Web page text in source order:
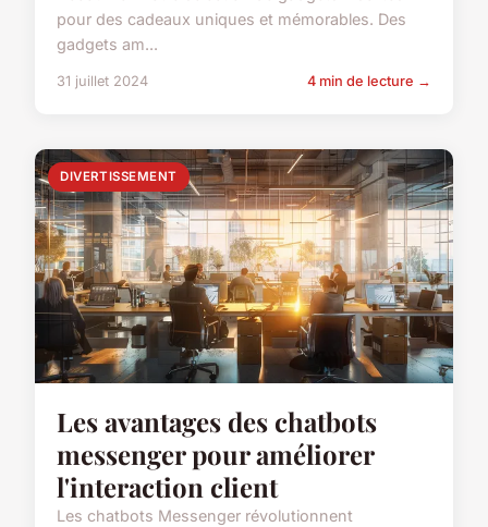
pour des cadeaux uniques et mémorables. Des
gadgets am...
31 juillet 2024 4 min de lecture →
DIVERTISSEMENT
Les avantages des chatbots
messenger pour améliorer
l'interaction client
Les chatbots Messenger révolutionnent